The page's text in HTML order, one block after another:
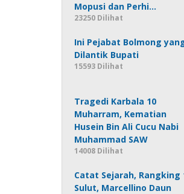
Mopusi dan Perhi…
23250 Dilihat
Ini Pejabat Bolmong
Dilantik Bupati
15593 Dilihat
Tragedi Karbala 10
Muharram, Kematian
Husein Bin Ali Cucu Nabi
Muhammad SAW
14008 Dilihat
Catat Sejarah, Rangking
Sulut, Marcellino Daun